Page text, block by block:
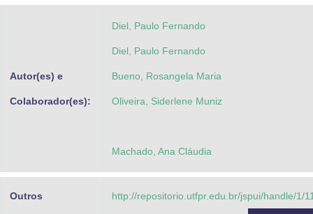
Autor(es) e
Colaborador(es):
Diel, Paulo Fernando
Diel, Paulo Fernando
Bueno, Rosangela Maria
Oliveira, Siderlene Muniz
Machado, Ana Cláudia
Outros http://repositorio.utfpr.edu.br/jspui/handle/1/